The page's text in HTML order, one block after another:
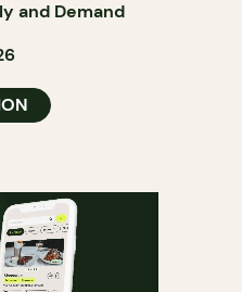
and Demand